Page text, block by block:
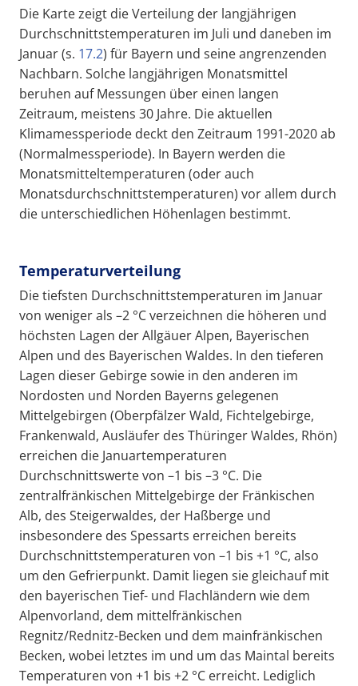
Die Karte zeigt die Verteilung der langjährigen
Durchschnittstemperaturen im Juli und daneben im
Januar (s. 17.2) für Bayern und seine angrenzenden
Nachbarn. Solche langjährigen Monatsmittel
beruhen auf Messungen über einen langen
Zeitraum, meistens 30 Jahre. Die aktuellen
Klimamessperiode deckt den Zeitraum 1991-2020 ab
(Normalmessperiode). In Bayern werden die
Monatsmitteltemperaturen (oder auch
Monatsdurchschnittstemperaturen) vor allem durch
die unterschiedlichen Höhenlagen bestimmt.
Temperaturverteilung
Die tiefsten Durchschnittstemperaturen im Januar
von weniger als –2 °C verzeichnen die höheren und
höchsten Lagen der Allgäuer Alpen, Bayerischen
Alpen und des Bayerischen Waldes. In den tieferen
Lagen dieser Gebirge sowie in den anderen im
Nordosten und Norden Bayerns gelegenen
Mittelgebirgen (Oberpfälzer Wald, Fichtelgebirge,
Frankenwald, Ausläufer des Thüringer Waldes, Rhön)
erreichen die Januartemperaturen
Durchschnittswerte von –1 bis –3 °C. Die
zentralfränkischen Mittelgebirge der Fränkischen
Alb, des Steigerwaldes, der Haßberge und
insbesondere des Spessarts erreichen bereits
Durchschnittstemperaturen von –1 bis +1 °C, also
um den Gefrierpunkt. Damit liegen sie gleichauf mit
den bayerischen Tief- und Flachländern wie dem
Alpenvorland, dem mittelfränkischen
Regnitz/Rednitz-Becken und dem mainfränkischen
Becken, wobei letztes im und um das Maintal bereits
Temperaturen von +1 bis +2 °C erreicht. Lediglich